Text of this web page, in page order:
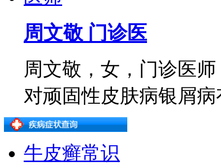
周文敬 门诊医
周文敬，女，门诊医
对顽固性皮肤病银屑病
牛皮癣常识